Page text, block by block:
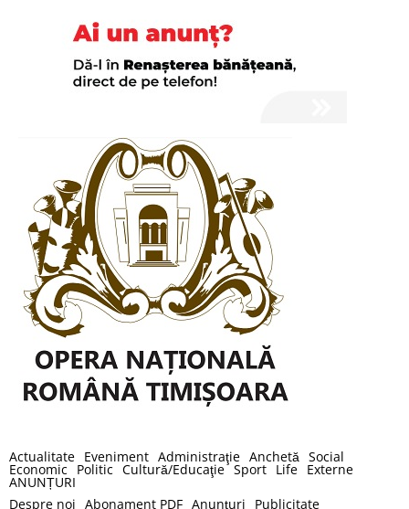
Actualitate Eveniment Administraţie Anchetă Social
Economic Politic Cultură/Educaţie Sport Life Externe
ANUNȚURI
Despre noi Abonament PDF Anunţuri Publicitate